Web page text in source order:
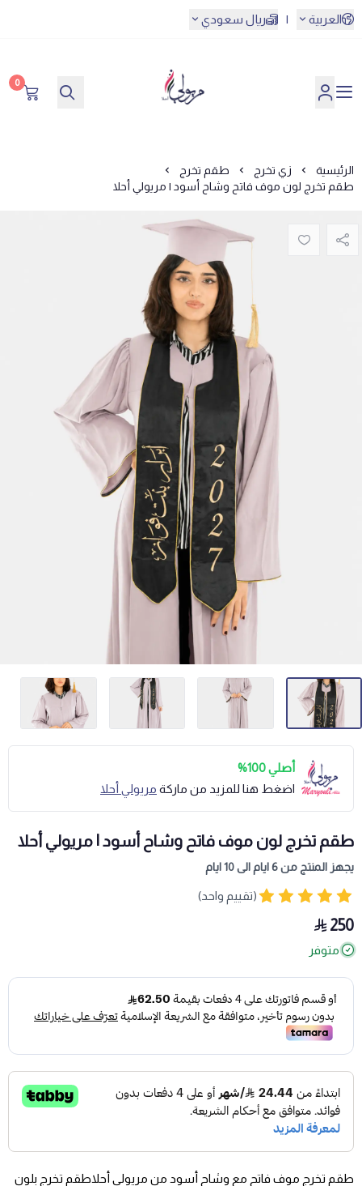
العربية | ريال سعودي
مريولي أحلا
0
الرئيسية زي تخرج
طقم تخرج
طقم تخرج لون موف فاتح وشاح أسود | مريولي أحلا
أصلي 100%
اضغط هنا للمزيد من ماركة مريولي أحلا
طقم تخرج لون موف فاتح وشاح أسود | مريولي أحلا
يجهز المنتج من 6 ايام الى 10 ايام
(تقييم واحد)
250
متوفر
طقم تخرج موف فاتح مع وشاح أسود من مريولي أحلاطقم تخرج بلون